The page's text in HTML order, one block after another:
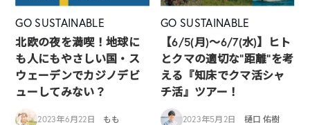
GO SUSTAINABLE
北欧の夜を満喫！地球に
も人にもやさしい国・ス
ウェーデンでカジノデビ
ューしてみない？
2023年6月22日 もも
GO SUSTAINABLE
【6/5(月)〜6/7(水)】ヒト
とクマの適切な”距離”を考
える『知床でクマ活シャ
チ活』ツアー！
2023年5月2日 樋口 佑樹